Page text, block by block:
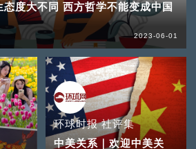
度大不同 西方哲学不能变成中国
2023-06-01
环球时报 社评集
中美关系｜欢迎中美关